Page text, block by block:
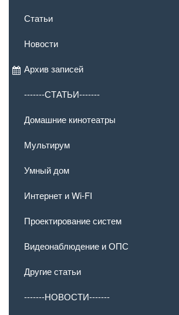
Статьи
Новости
Архив записей
-------СТАТЬИ-------
Домашние кинотеатры
Мультирум
Умный дом
Интернет и Wi-FI
Проектирование систем
Видеонаблюдение и ОПС
Другие статьи
-------НОВОСТИ-------